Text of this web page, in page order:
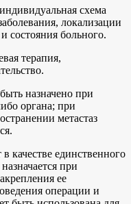
схема
локализации
состояния больного.
терапия,
назначено при
органа; при
метастаз
качестве единственного
при
ее
операции и